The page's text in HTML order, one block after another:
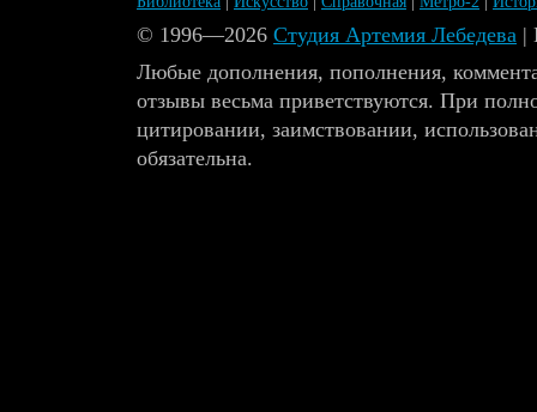
© 1996—2026 Студия Артемия Лебедева |
Любые дополнения, пополнения,
отзывы весьма приветствуются. При
цитировании, заимствовании,
обязательна.